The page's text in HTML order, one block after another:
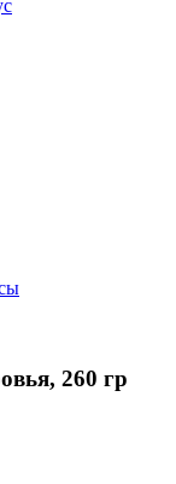
260 гр